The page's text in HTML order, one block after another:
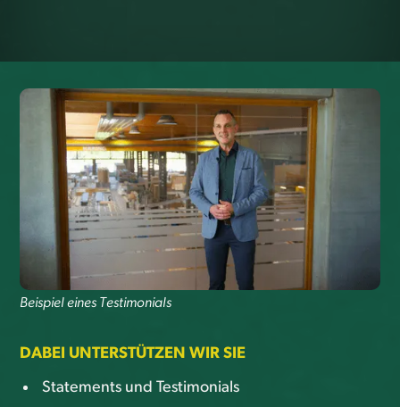
Beispiel eines Testimonials
DABEI UNTERSTÜTZEN WIR SIE
Statements und Testimonials